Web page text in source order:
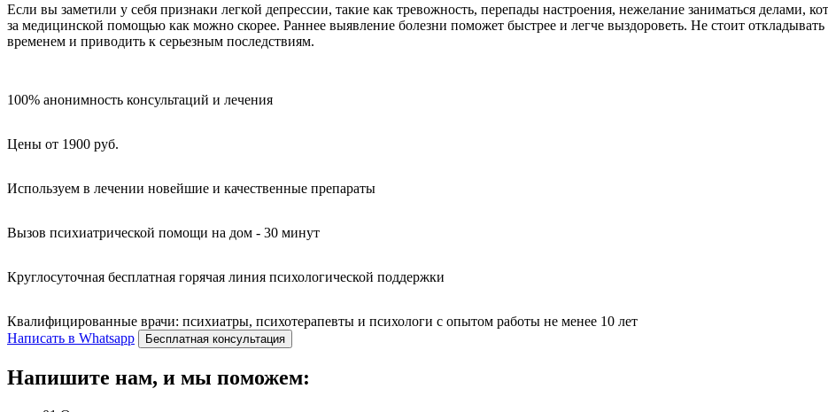
Если вы заметили у себя признаки легкой депрессии, такие как тревожность, перепады настроения, нежелание заниматься делами,
за медицинской помощью как можно скорее. Раннее выявление болезни поможет быстрее и легче выздороветь. Не стоит откладывать
временем и приводить к серьезным последствиям.
100% анонимность консультаций и лечения
Цены от 1900 руб.
Используем в лечении новейшие и качественные препараты
Вызов психиатрической помощи на дом - 30 минут
Круглосуточная бесплатная горячая линия психологической поддержки
Квалифицированные врачи: психиатры, психотерапевты и психологи с опытом работы не менее 10 лет
Написать в Whatsapp
Бесплатная консультация
Напишите нам, и мы поможем: